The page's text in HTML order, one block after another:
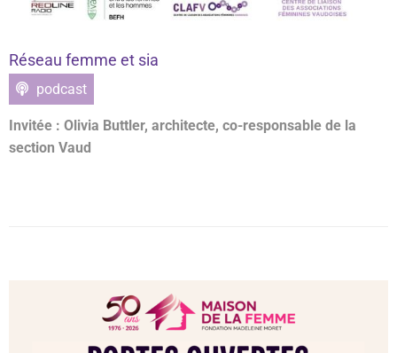
Réseau femme et sia
podcast
Invitée : Olivia Buttler, architecte, co-responsable de la
section Vaud